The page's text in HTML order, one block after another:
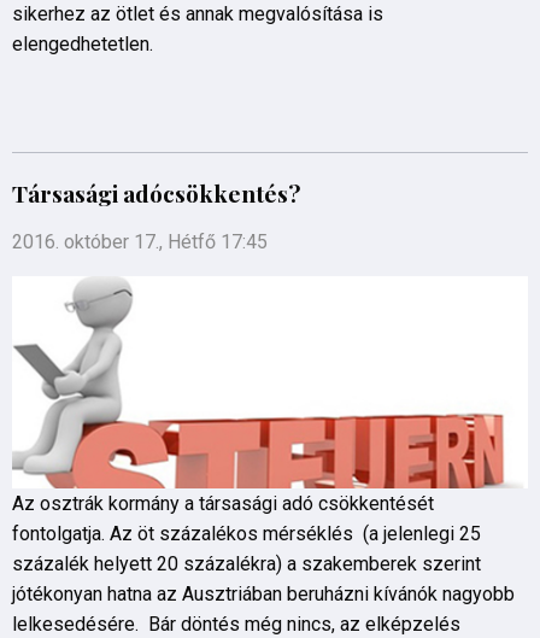
sikerhez az ötlet és annak megvalósítása is
elengedhetetlen.
Társasági adócsökkentés?
2016. október 17., Hétfő 17:45
Az osztrák kormány a társasági adó csökkentését
fontolgatja. Az öt százalékos mérséklés (a jelenlegi 25
százalék helyett 20 százalékra) a szakemberek szerint
jótékonyan hatna az Ausztriában beruházni kívánók nagyobb
lelkesedésére. Bár döntés még nincs, az elképzelés